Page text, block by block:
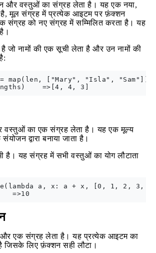
और वस्तुओं का संग्रह लेता है। यह एक नया,
है, मूल संग्रह में प्रत्येक आइटम पर फ़ंक्शन
संग्रह को नए संग्रह में सम्मिलित करता है। यह
जो नामों की एक सूची लेता है और उन नामों की
= map(len, ["Mary", "Isla", "Sam"])
वस्तुओं का एक संग्रह लेता है। यह एक मूल्य
द्वारा बनाया जाता है।
है। यह संग्रह में सभी वस्तुओं का योग लौटाता
a, x: a + x, [0, 1, 2, 3,
एक संग्रह लेता है। यह प्रत्येक आइटम का
जिसके लिए फ़ंक्शन सही लौटा।